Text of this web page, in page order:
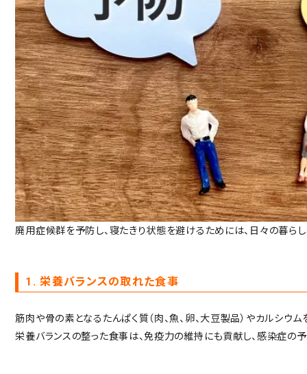
廃用症候群を予防し、寝たきり状態を避けるためには、日々の暮ら
1. 栄養バランスの取れた食事
筋肉や骨の素となるたんぱく質（肉、魚、卵、大豆製品）やカルシウ
栄養バランスの整った食事は、免疫力の維持にも貢献し、感染症の